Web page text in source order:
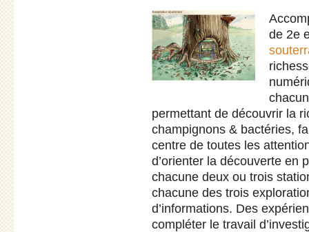
de 2e
permettant de découvrir la
champignons & bactéries,
centre de toutes les
d’orienter la découverte en
chacune deux ou trois
chacune des trois
d’informations. Des
compléter le travail